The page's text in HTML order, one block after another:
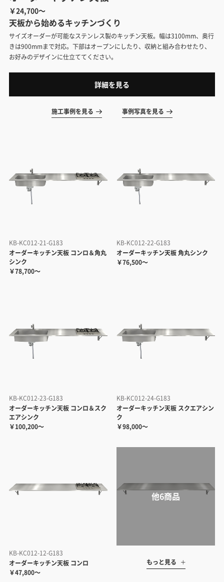
￥24,700～
天板から始めるキッチンづくり
サイズオーダーが可能なステンレス製のキッチン天板。幅は3100mm、奥行
きは900mmまで対応。下部はオープンにしたり、収納と組み合わせたり、
お好みのデザインに仕立ててください。
詳細を見る
施工事例を見る 事例写真を見る
KB-KC012-21-G183
オーダーキッチン天板 コンロ＆角丸
シンク
￥78,700～
KB-KC012-22-G183
オーダーキッチン天板 角丸シンク
￥76,500～
KB-KC012-23-G183
オーダーキッチン天板 コンロ＆スク
エアシンク
￥100,200～
KB-KC012-24-G183
オーダーキッチン天板 スクエアシン
ク
￥98,000～
KB-KC012-12-G183
オーダーキッチン天板 コンロ
￥47,800～
もっと見る